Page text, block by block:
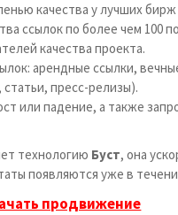
качества у лучших
ссылок по более чем 100
качества проекта.
арендные ссылки,
пресс-релизы).
или падение, а также
технологию Буст, она
появляются уже в
продвижение